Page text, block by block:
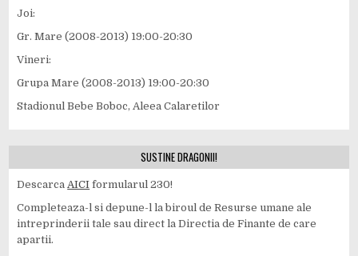
Joi:
Gr. Mare (2008-2013) 19:00-20:30
Vineri:
Grupa Mare (2008-2013) 19:00-20:30
Stadionul Bebe Boboc, Aleea Calaretilor
SUSTINE DRAGONII!
DescarcaAICI formularul 230!
Completeaza-l si depune-l la biroul de Resurse umane ale
intreprinderii tale sau direct la Directia de Finante de care
apartii.